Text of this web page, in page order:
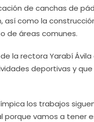
de canchas de
como la
de áreas comunes.
la rectora Yarabí
deportivas y
los trabajos
porque vamos a tener